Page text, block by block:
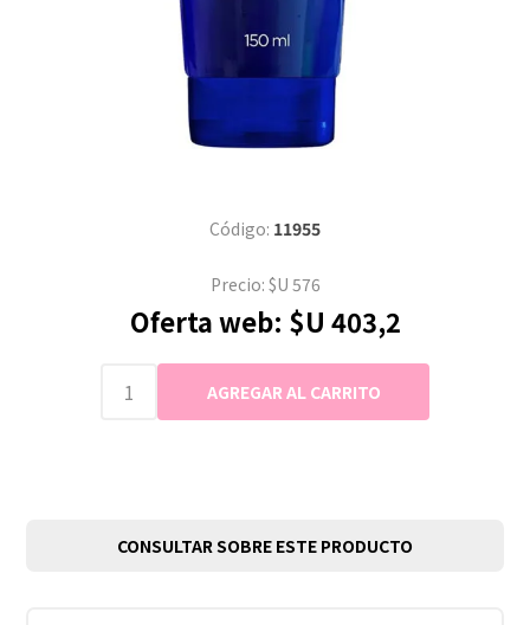
Código: 11955
Precio: $U 576
Oferta web: $U 403,2
CONSULTAR SOBRE ESTE PRODUCTO